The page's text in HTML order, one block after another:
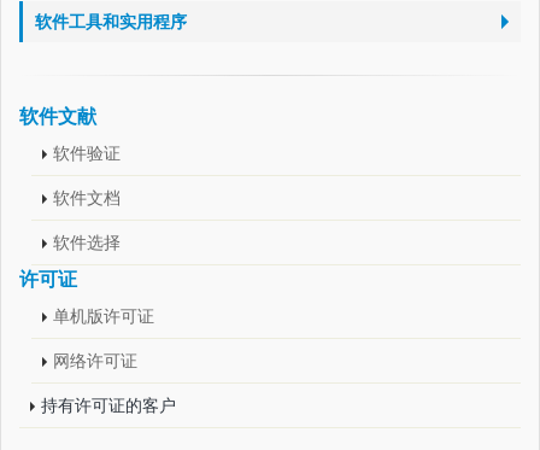
软件工具和实用程序
软件文献
软件验证
软件文档
软件选择
许可证
单机版许可证
网络许可证
持有许可证的客户